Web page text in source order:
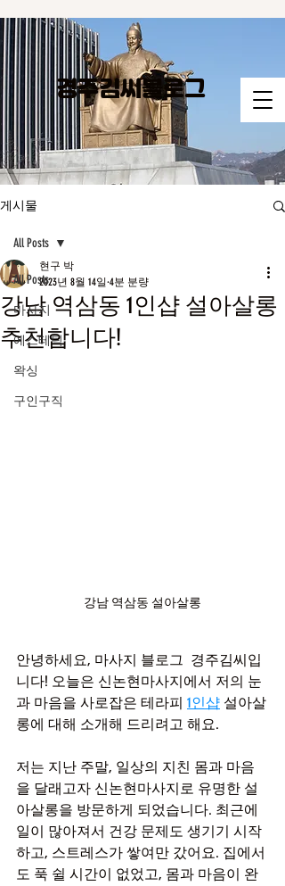
경주김씨​블로그
게시물
All Posts
마사지
에스테틱
왁싱
구인구직
All Posts
강남 역삼동 1인샵 설아살롱
추천합니다!
현구 박
2023년 8월 14일 4분 분량
강남 역삼동 설아살롱
안녕하세요, 마사지 블로그  경주김씨입
니다! 오늘은 신논현마사지에서 저의 눈
과 마음을 사로잡은 테라피 1인샵 설아살
롱에 대해 소개해 드리려고 해요.
저는 지난 주말, 일상의 지친 몸과 마음
을 달래고자 신논현마사지로 유명한 설
아살롱을 방문하게 되었습니다. 최근에
일이 많아져서 건강 문제도 생기기 시작
하고, 스트레스가 쌓여만 갔어요. 집에서
도 푹 쉴 시간이 없었고, 몸과 마음이 완